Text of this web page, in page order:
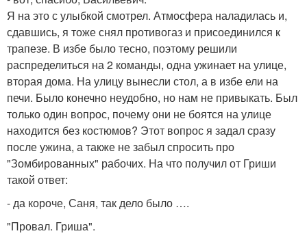
Я на это с улыбкой смотрел. Атмосфера наладилась и,
сдавшись, я тоже снял противогаз и присоединился к
трапезе. В избе было тесно, поэтому решили
распределиться на 2 команды, одна ужинает на улице,
вторая дома. На улицу вынесли стол, а в избе ели на
печи. Было конечно неудобно, но нам не привыкать. Был
только один вопрос, почему они не боятся на улице
находится без костюмов? Этот вопрос я задал сразу
после ужина, а также не забыл спросить про
"Зомбированных" рабочих. На что получил от Гриши
такой ответ:
- да короче, Саня, так дело было ….
"Провал. Гриша".